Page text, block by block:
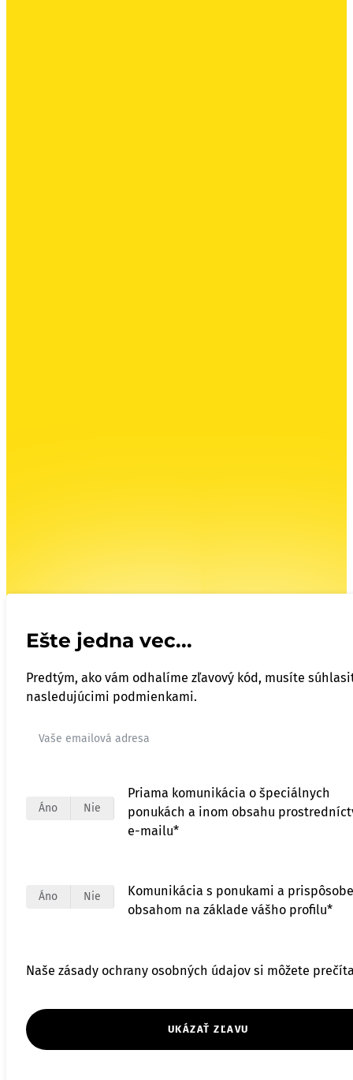
Ešte jedna vec...
Predtým, ako vám odhalíme zľavový kód, musíte
nasledujúcimi podmienkami.
Áno Nie
Priama komunikácia o špeciálnych
ponukách a inom obsahu
e-mailu*
Áno Nie
Komunikácia s ponukami a
obsahom na základe vášho profilu*
Naše zásady ochrany osobných údajov si môžete
UKÁZAŤ ZĽAVU